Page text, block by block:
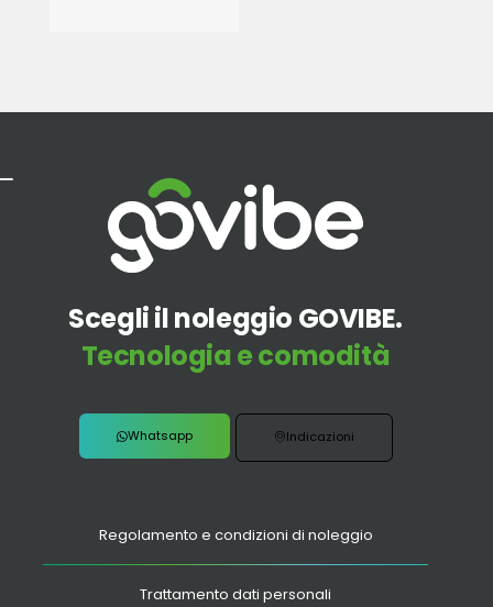
Scegli il noleggio GOVIBE.
Tecnologia e comodità
Whatsapp Indicazioni
Regolamento e condizioni di noleggio
Trattamento dati personali